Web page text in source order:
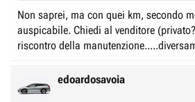
Non saprei, ma con quei km, secondo
auspicabile. Chiedi al venditore
riscontro della
edoardosavoia